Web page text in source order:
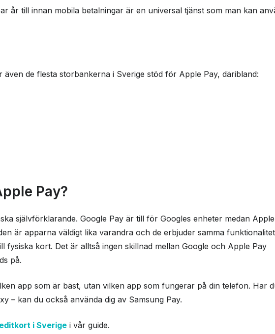
år till innan mobila betalningar är en universal tjänst som man kan
de flesta storbankerna i Sverige stöd för Apple Pay, däribland:
Pay?
självförklarande. Google Pay är till för Googles enheter medan
är apparna väldigt lika varandra och de erbjuder samma
fysiska kort. Det är alltså ingen skillnad mellan Google och Apple Pay
på.
app som är bäst, utan vilken app som fungerar på din telefon. Har
– kan du också använda dig av Samsung Pay.
i Sverigei vår guide.